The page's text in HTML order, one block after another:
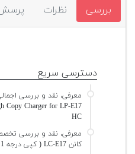
بررسی نظرات
دسترسی سریع
Copy Charger for LP-E17
HC
معرفی، نقد و بررسی
کانن LC-E17 ( کپی درجه 1 )